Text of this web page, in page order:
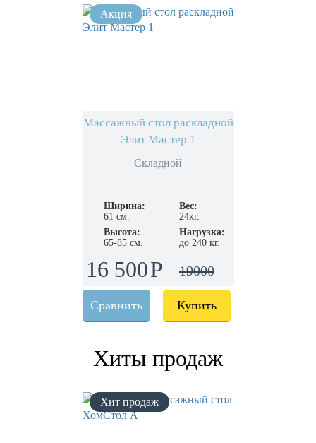
Массажный стол раскладной
Элит Мастер 1
Складной
Ширина:
61 см.
Вес:
24кг.
Высота:
65-85 см.
Нагрузка:
до 240 кг.
16 500 19000
Сравнить Купить
Хиты продаж